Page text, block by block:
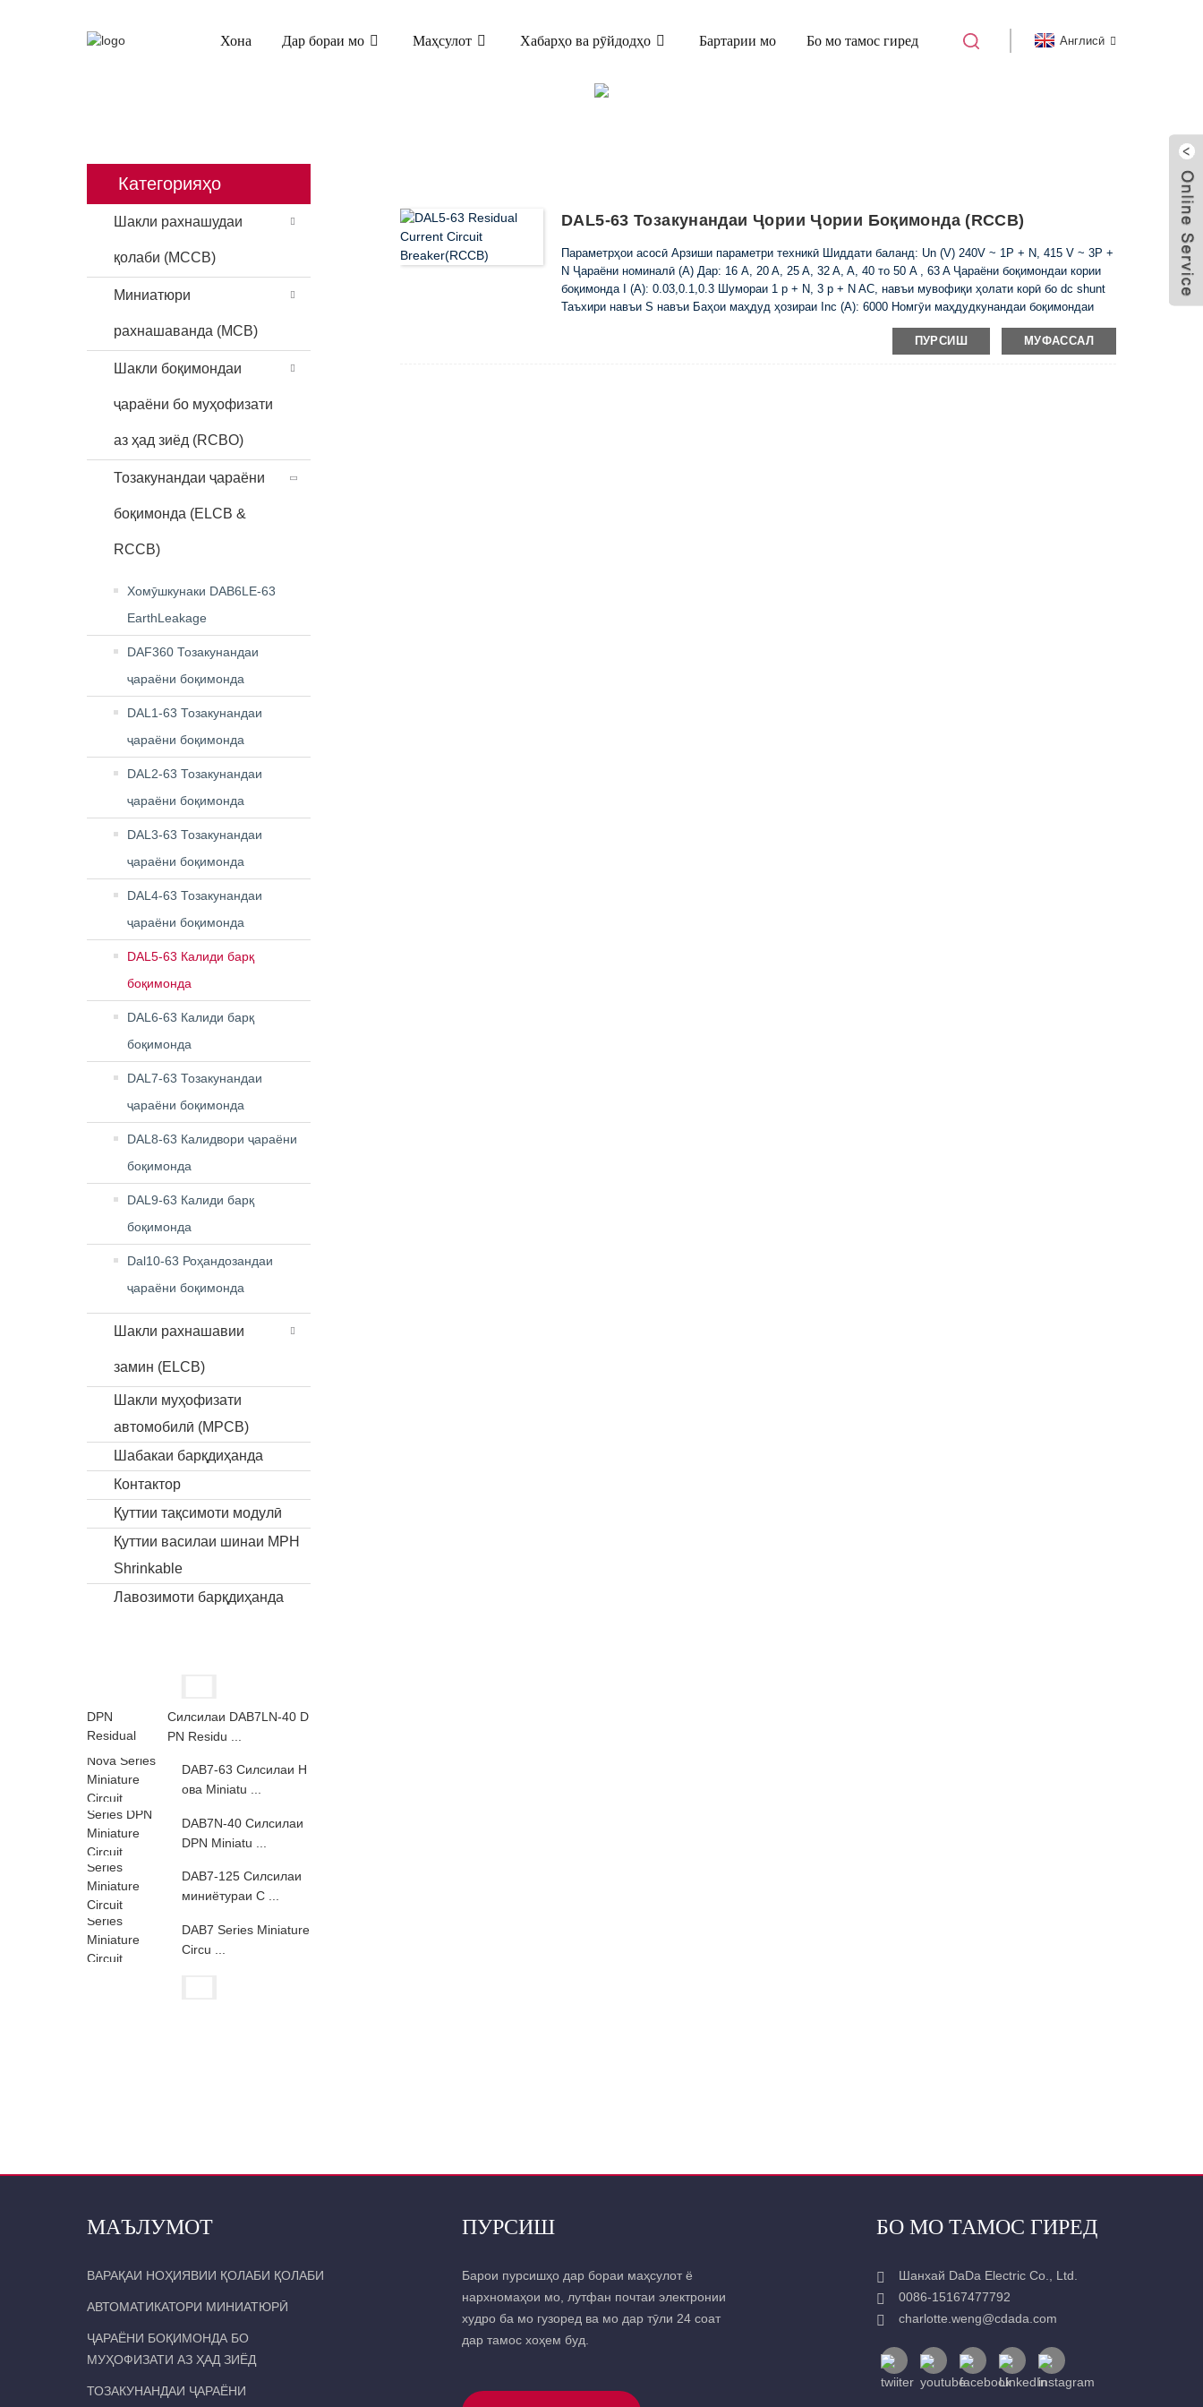
Хона Дар бораи мо Маҳсулот Хабарҳо ва рӯйдодҳо Бартарии мо Бо мо тамос гиред Англисӣ
Категорияҳо
Шакли рахнашудаи
қолаби (MCCB)
Миниатюри
рахнашаванда (MCB)
Шакли боқимондаи
ҷараёни бо муҳофизати
аз ҳад зиёд (RCBO)
Тозакунандаи ҷараёни
боқимонда (ELCB &
RCCB)
Хомӯшкунаки DAB6LE-63
EarthLeakage
DAF360 Тозакунандаи
ҷараёни боқимонда
DAL1-63 Тозакунандаи
ҷараёни боқимонда
DAL2-63 Тозакунандаи
ҷараёни боқимонда
DAL3-63 Тозакунандаи
ҷараёни боқимонда
DAL4-63 Тозакунандаи
ҷараёни боқимонда
DAL5-63 Калиди барқ ​​
боқимонда
DAL6-63 Калиди барқ ​​
боқимонда
DAL7-63 Тозакунандаи
ҷараёни боқимонда
DAL8-63 Калидвори ҷараёни
боқимонда
DAL9-63 Калиди барқ ​​
боқимонда
Dal10-63 Роҳандозандаи
ҷараёни боқимонда
Шакли рахнашавии
замин (ELCB)
Шакли муҳофизати
автомобилӣ (MPCB)
Шабакаи барқдиҳанда
Контактор
Қуттии тақсимоти модулӣ
Қуттии василаи шинаи MPH
Shrinkable
Лавозимоти барқдиҳанда
Силсилаи DAB7LN-40 D
PN Residu ...
DAB7-63 Силсилаи Н
ова Miniatu ...
DAB7N-40 Силсилаи
DPN Miniatu ...
DAB7-125 Силсилаи
миниётураи C ...
DAB7 Series Miniature
Circu ...
DAL5-63 Тозакунандаи Ҷории Ҷории Боқимонда (RCCB)
Параметрҳои асосӣ Арзиши параметри техникӣ Шиддати баланд: Un (V) 240V ~ 1P + N, 415 V ~ 3P +
N Ҷараёни номиналӣ (A) Дар: 16 A, 20 A, 25 A, 32 A, A, 40 то 50 A , 63 A Ҷараёни боқимондаи кории
боқимонда I (A): 0.03,0.1,0.3 Шумораи 1 p + N, 3 p + N AC, навъи мувофиқи ҳолати корӣ бо dc shunt
Таъхири навъи S навъи Баҳои маҳдуд ҳозираи Inc (A): 6000 Номгӯи маҳдудкунандаи боқимондаи
ҷараёни кӯтоҳи кӯтоҳ I c (A): 6000 Коммутатсионӣ ва иқтидори шикастани Im (A): 500 (Дар 50A) ...
ПУРСИШ
МУФАССАЛ
МАЪЛУМОТ
ВАРАҚАИ НОҲИЯВИИ ҚОЛАБИ ҚОЛАБИ
АВТОМАТИКАТОРИ МИНИАТЮРӢ
ҶАРАЁНИ БОҚИМОНДА БО
МУҲОФИЗАТИ АЗ ҲАД ЗИЁД
ТОЗАКУНАНДАИ ҶАРАЁНИ
ПУРСИШ
Барои пурсишҳо дар бораи маҳсулот ё
нархномаҳои мо, лутфан почтаи электронии
худро ба мо гузоред ва мо дар тӯли 24 соат
дар тамос хоҳем буд.
БО МО ТАМОС ГИРЕД
Шанхай DaDa Electric Co., Ltd.
0086-15167477792
charlotte.weng@cdada.com